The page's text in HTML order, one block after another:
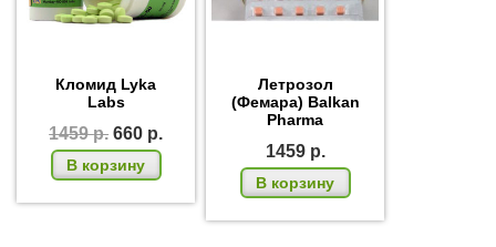
Кломид Lyka
Labs
1459р. 660 р.
В корзину
Летрозол
(Фемара) Balkan
Pharma
1459 р.
В корзину